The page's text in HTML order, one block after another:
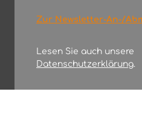
Zur Newsletter-An-/
Lesen Sie auch unsere
Datenschutzerklärung.